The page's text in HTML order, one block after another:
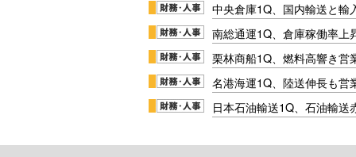
中央倉庫1Q、国内輸送と輸
南総通運1Q、倉庫稼働率上
栗林商船1Q、燃料高響き営
名港海運1Q、陸送伸長も営
日本石油輸送1Q、石油輸送